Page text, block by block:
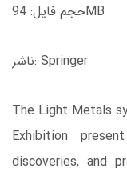
حجم فایل: 94MB
ناشر: Springer
The Light Metals
Exhibition
discoveries, and